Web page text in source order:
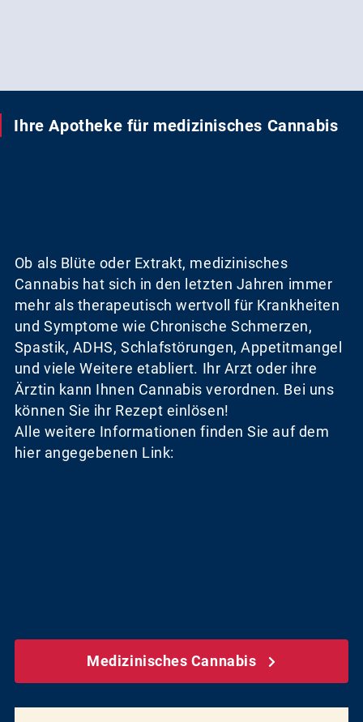
Ihre Apotheke für medizinisches Cannabis
Ob als Blüte oder Extrakt, medizinisches
Cannabis hat sich in den letzten Jahren immer
mehr als therapeutisch wertvoll für Krankheiten
und Symptome wie Chronische Schmerzen,
Spastik, ADHS, Schlafstörungen, Appetitmangel
und viele Weitere etabliert. Ihr Arzt oder ihre
Ärztin kann Ihnen Cannabis verordnen. Bei uns
können Sie ihr Rezept einlösen!
Alle weitere Informationen finden Sie auf dem
hier angegebenen Link:
Medizinisches Cannabis